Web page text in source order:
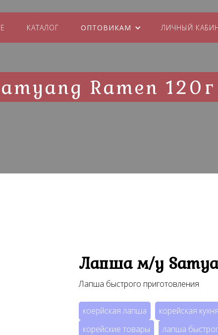
КАТАЛОГ ОПТОВИКАМ ЛИЧНЫЙ
Ramen 120г
Лапша м/у
Лапша быстрого приготовления
коерйская лапша корейская кухня
корейские товары
лапша